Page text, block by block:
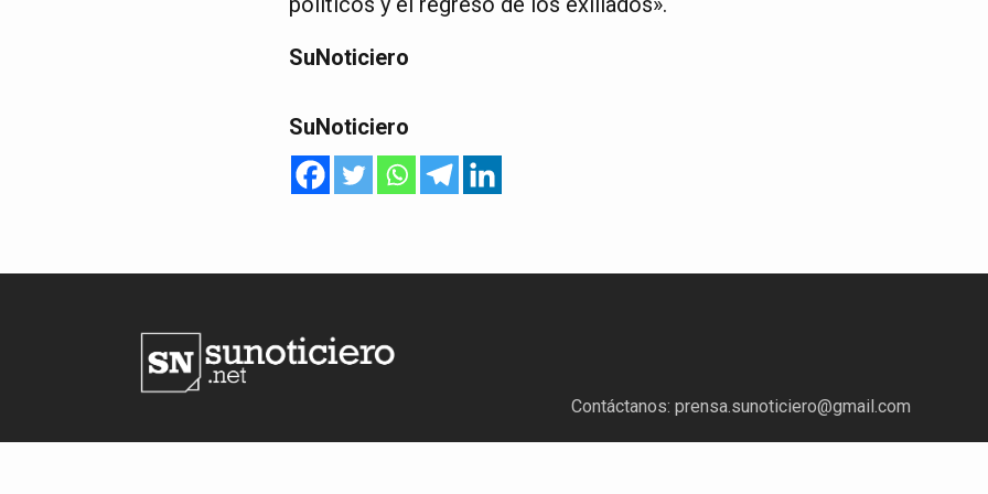
SuNoticiero
SuNoticiero
Contáctanos: prensa.sunoticiero@gmail.com